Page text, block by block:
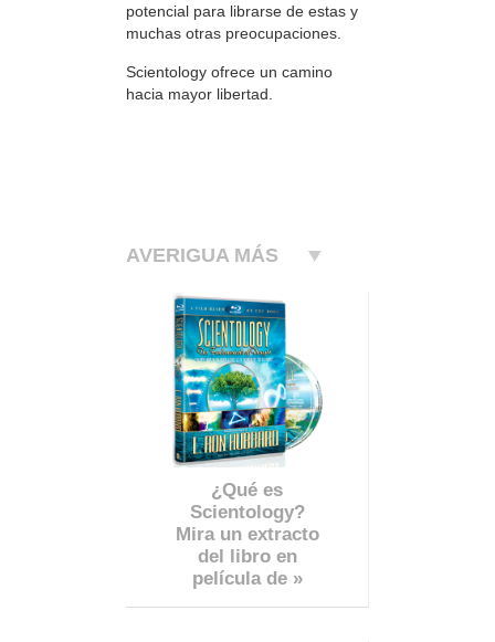
potencial para librarse de estas y
muchas otras preocupaciones.
Scientology ofrece un camino
hacia mayor libertad.
AVERIGUA MÁS
¿Qué es
Scientology?
Mira un extracto
del libro en
película de »